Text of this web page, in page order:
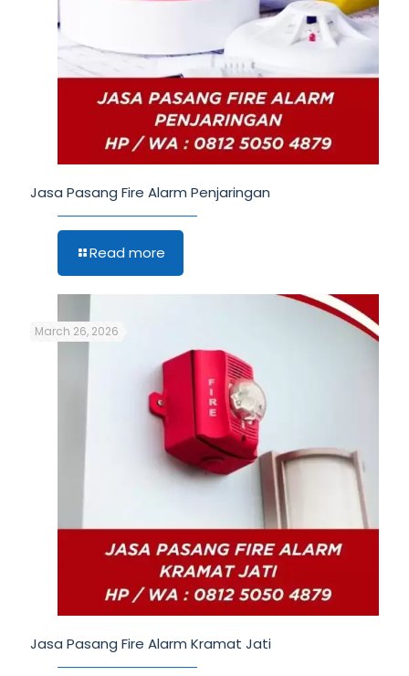
Jasa Pasang Fire Alarm Penjaringan
Read more
March 26, 2026
Jasa Pasang Fire Alarm Kramat Jati